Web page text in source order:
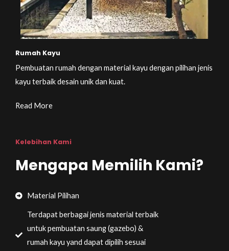
Rumah Kayu
Pembuatan rumah dengan material kayu dengan pilihan jenis
kayu terbaik desain unik dan kuat.
Read More
Kelebihan Kami
Mengapa Memilih Kami?
Material Pilihan
Terdapat berbagai jenis material terbaik
untuk pembuatan saung (gazebo) &
rumah kayu yand dapat dipilih sesuai